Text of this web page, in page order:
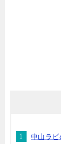
中山ラビ